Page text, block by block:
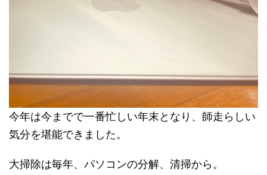
今年は今までで一番忙しい年末となり、師走らしい
気分を堪能できました。
大掃除は毎年、パソコンの分解、清掃から。